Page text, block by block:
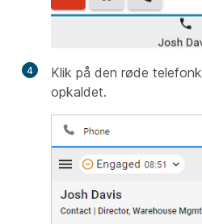
4
Klik på den røde
opkaldet.